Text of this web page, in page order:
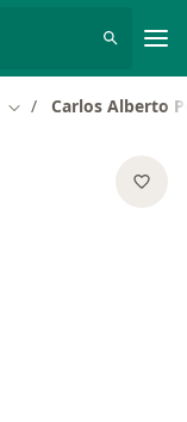
Cambiar de ciudad
Carlos Alberto